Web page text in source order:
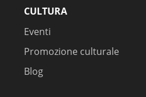
CULTURA
Eventi
Promozione culturale
Blog